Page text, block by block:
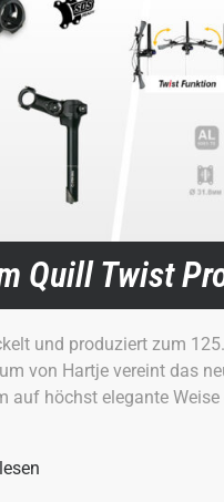
Quill Twist
und produziert zum
von Hartje vereint das
auf höchst elegante Weise